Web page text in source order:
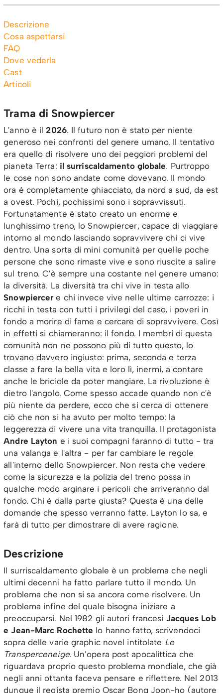
Descrizione
Cosa aspettarsi
FAQ
Dove vederla
Cast
Articoli
Trama di Snowpiercer
L'anno è il2026. Il futuro non è stato per niente
generoso nei confronti del genere umano. Il tentativo
era quello di risolvere uno dei peggiori problemi del
pianeta Terra: il surriscaldamento globale. Purtroppo
le cose non sono andate come dovevano. Il mondo
ora è completamente ghiacciato, da nord a sud, da est
a ovest. Pochi, pochissimi sono i sopravvissuti.
Fortunatamente è stato creato un enorme e
lunghissimo treno, lo Snowpiercer, capace di viaggiare
intorno al mondo lasciando sopravvivere chi ci vive
dentro. Una sorta di mini comunità per quelle poche
persone che sono rimaste vive e sono riuscite a salire
sul treno. C'è sempre una costante nel genere umano:
la diversità. La diversità tra chi vive in testa allo
Snowpiercere chi invece vive nelle ultime carrozze: i
ricchi in testa con tutti i privilegi del caso, i poveri in
fondo a morire di fame e cercare di sopravvivere. Così
in effetti si chiameranno: il fondo. I membri di questa
comunità non ne possono più di tutto questo, lo
trovano davvero ingiusto: prima, seconda e terza
classe a fare la bella vita e loro lì, inermi, a contare
anche le briciole da poter mangiare. La rivoluzione è
dietro l'angolo. Come spesso accade quando non c'è
più niente da perdere, ecco che si cerca di ottenere
ciò che non si ha avuto per molto tempo: la
leggerezza di vivere una vita tranquilla. Il protagonista
Andre Layton e i suoi compagni faranno di tutto - tra
una valanga e l'altra - per far cambiare le regole
all'interno dello Snowpiercer. Non resta che vedere
come la sicurezza e la polizia del treno possa in
qualche modo arginare i pericoli che arriveranno dal
fondo. Chi è dalla parte giusta? Questa è una delle
domande che spesso verranno fatte. Layton lo sa, e
farà di tutto per dimostrare di avere ragione.
Descrizione
Il surriscaldamento globale è un problema che negli
ultimi decenni ha fatto parlare tutto il mondo. Un
problema che non si sa ancora come risolvere. Un
problema infine del quale bisogna iniziare a
preoccuparsi. Nel 1982 gli autori francesi Jacques Lob
e Jean-Marc Rochette lo hanno fatto, scrivendoci
sopra delle varie graphic novel intitolate Le
Transperceneige. Un’opera post apocalittica che
riguardava proprio questo problema mondiale, che già
negli anni ottanta faceva pensare e riflettere. Nel 2013
dunque il regista premio Oscar Bong Joon-ho (autore